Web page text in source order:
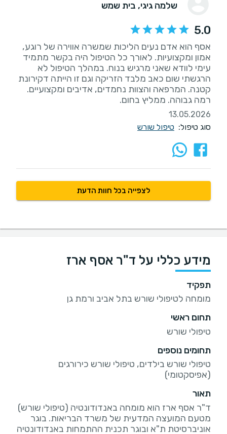
שלמה גיגי, בית שמש
5.0
אסף הוא אדם נעים הליכות שמשרה אווירה של רוגע,
אמון ומקצועיות. לאורך כל הטיפול היה בקשר מתמיד
עימי לוודא שאני מרגיש בנוח. במהלך הטיפול לא
הרגשתי שום כאב מלבד הזריקה וגם זו הייתה דקירונת
קטנה. המרפאה והצוות נחמדים, אדיבים ומקצועיים.
רמה גבוהה. ממליץ בחום.
13.05.2026
סוג טיפול: טיפול שורש
לצפייה בכל חוות הדעת
מידע כללי על ד"ר אסף ארז
תפקיד
מומחה לטיפולי שורש בתל אביב ורמת גן
תחום ראשי
טיפולי שורש
תחומים נוספים
טיפולי שורש בילדים, טיפולי שורש כירורגים
(אפיסקטומי)
תאור
ד"ר אסף ארז הוא מומחה באנדודונטיה (טיפולי שורש)
מטעם המועצה המדעית של משרד הבריאות. בוגר
אוניברסיטת ת"א ובוגר תכנית ההתמחות באנדודונטיה